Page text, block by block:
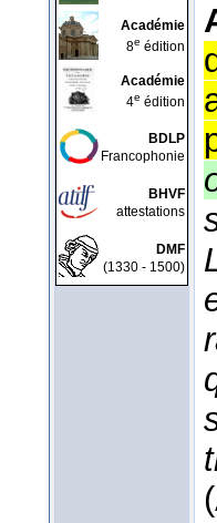
Académie
8e édition
Académie
4e édition
BDLP
Francophonie
BHVF
attestations
DMF
(1330 - 1500)
(